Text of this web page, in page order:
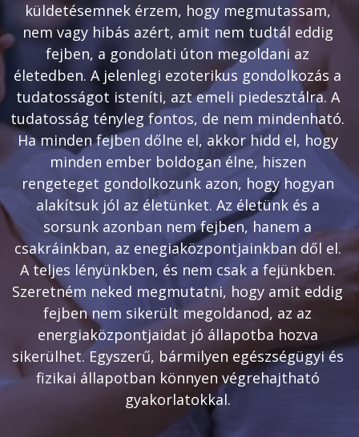
küldetésemnek érzem, hogy megmutassam,
nem vagy hibás azért, amit nem tudtál eddig
fejben, a gondolati úton megoldani az
életedben. A jelenlegi ezoterikus gondolkozás a
tudatosságot isteníti, azt emeli piedesztálra. A
tudatosság tényleg fontos, de nem mindenható.
Ha minden fejben dőlne el, akkor hidd el, hogy
minden ember boldogan élne, hiszen
rengeteget gondolkozunk azon, hogy hogyan
alakítsuk jól az életünket. Az életünk és a
sorsunk azonban nem fejben, hanem a
csakráinkban, az enegiaközpontjainkban dől el.
A teljes lényünkben, és nem csak a fejünkben.
Szeretném neked megmutatni, hogy amit eddig
fejben nem sikerült megoldanod, az az
energiaközpontjaidat jó állapotba hozva
sikerülhet. Egyszerű, bármilyen egészségügyi és
fizikai állapotban könnyen végrehajtható
gyakorlatokkal.